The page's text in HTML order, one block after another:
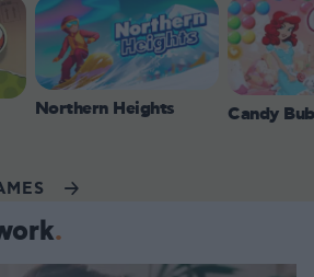
Northern Heights Candy